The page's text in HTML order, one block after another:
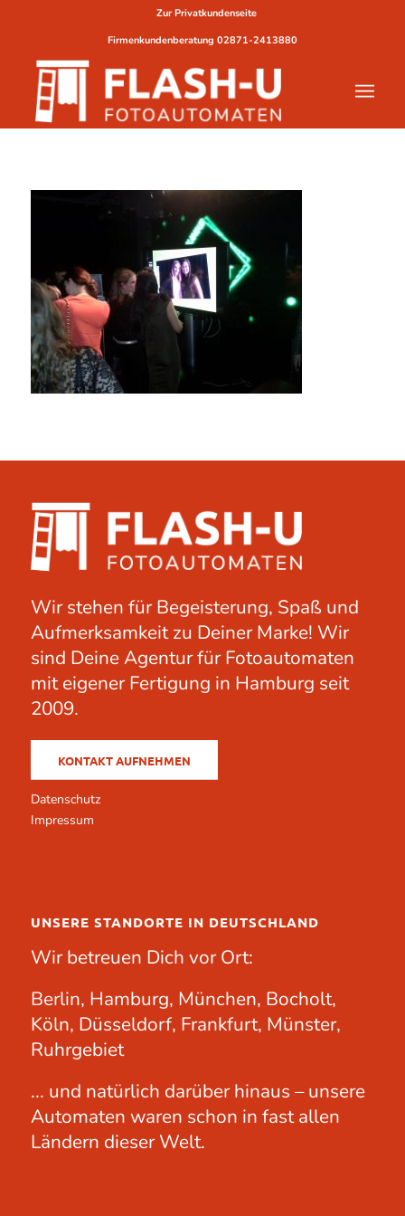
Zur Privatkundenseite
Firmenkundenberatung 02871-2413880
Wir stehen für Begeisterung, Spaß und
Aufmerksamkeit zu Deiner Marke! Wir
sind Deine Agentur für Fotoautomaten
mit eigener Fertigung in Hamburg seit
2009.
KONTAKT AUFNEHMEN
Datenschutz
Impressum
UNSERE STANDORTE IN DEUTSCHLAND
Wir betreuen Dich vor Ort:
Berlin, Hamburg, München, Bocholt,
Köln, Düsseldorf, Frankfurt, Münster,
Ruhrgebiet
... und natürlich darüber hinaus – unsere
Automaten waren schon in fast allen
Ländern dieser Welt.